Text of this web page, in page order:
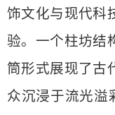
饰文化与现代科
验。一个柱坊结
筒形式展现了古
众沉浸于流光溢